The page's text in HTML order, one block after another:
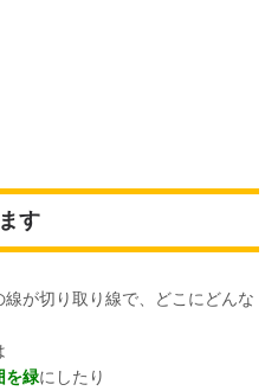
す
が切り取り線で、どこにどんな
を緑にしたり